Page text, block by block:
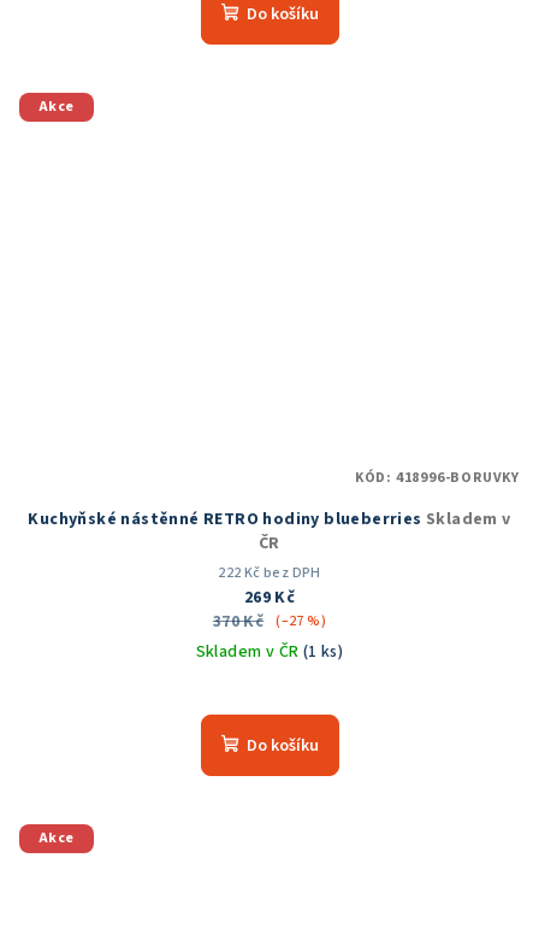
Do košíku
Akce
Kuchyňské nástěnné RETRO hodiny blueberries Skladem v
ČR
222 Kč bez DPH
269 Kč
370 Kč (–27 %)
Skladem v ČR (1 ks)
Do košíku
KÓD: 418996-BORUVKY
Akce